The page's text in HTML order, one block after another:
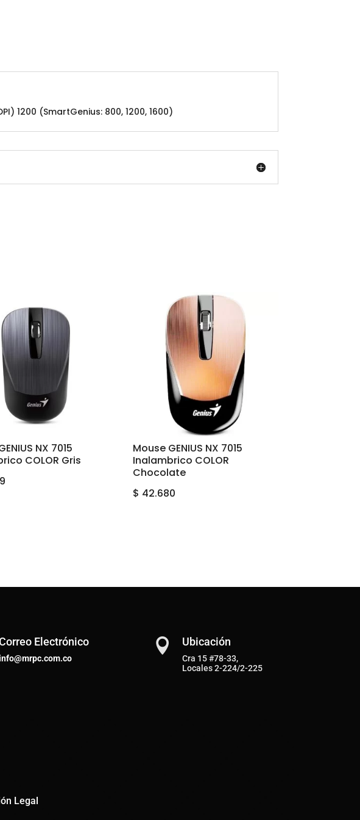
1200 (SmartGenius: 800, 1200, 1600)
NX 7015
COLOR Gris
Mouse GENIUS NX 7015
Inalambrico COLOR
Chocolate
$ 42.680
Electrónico  Ubicación
Cra 15 #78-33,
Locales 2-224/2-225
Legal